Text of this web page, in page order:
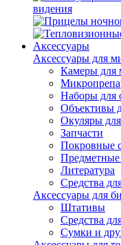
видения
Аксессуары
Аксессуары для
Камеры для
Наборы для
Объективы
Окуляры
Запчасти
Покровные
Предметные
Литература
Средства
Аксессуары для
Штативы
Средства
Сумки и